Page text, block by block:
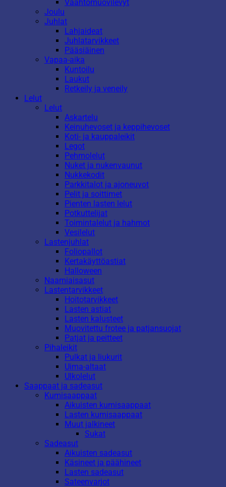
Vaahtomuovilevyt
Joulu
Juhlat
Lahjaideat
Juhlatarvikkeet
Pääsiäinen
Vapaa-aika
Kuntoilu
Laukut
Retkeily ja veneily
Lelut
Lelut
Askartelu
Keinuhevoset ja keppihevoset
Koti- ja kauppaleikit
Legot
Pehmolelut
Nuket ja nukenvaunut
Nukkekodit
Parkkitalot ja ajoneuvot
Pelit ja soittimet
Pienten lasten lelut
Potkuttelijat
Toimintalelut ja hahmot
Vesilelut
Lastenjuhlat
Foliopallot
Kertakäyttöastiat
Halloween
Naamiaisasut
Lastentarvikkeet
Hoitotarvikkeet
Lasten astiat
Lasten kalusteet
Muovitettu frotee ja patjansuojat
Patjat ja peitteet
Pihaleikit
Pulkat ja liukurit
Uima-altaat
Ulkolelut
Saappaat ja sadeasut
Kumisaappaat
Aikuisten kumisaappaat
Lasten kumisaappaat
Muut jalkineet
Sukat
Sadeasut
Aikuisten sadeasut
Käsineet ja päähineet
Lasten sadeasut
Sateenvarjot